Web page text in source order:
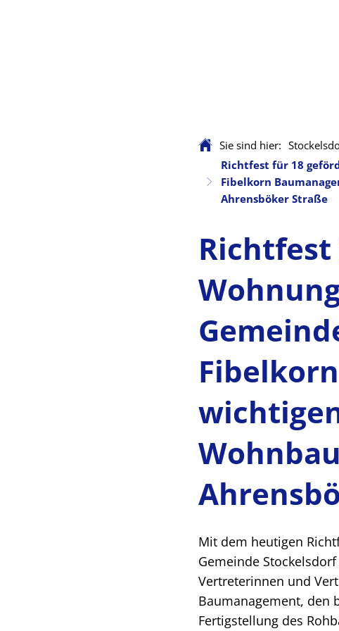
Sie sind hier:
Richtfest für 18
Fibelkorn
Ahrensböker Straße
Mit dem heutigen
Gemeinde
Vertreterinnen und
Baumanagement, den
Fertigstellung des